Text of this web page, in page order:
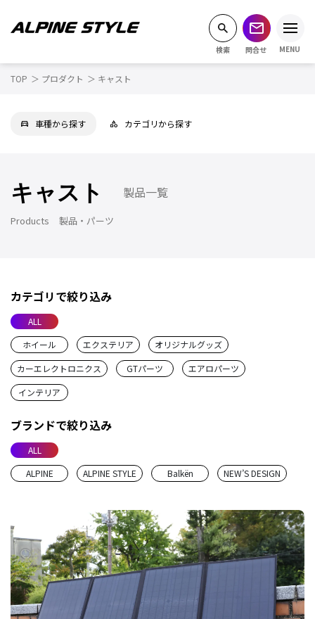
MENU
Topics(トピックス)
Products(製品・パーツ)
Shopping(ショッピング
Support(サポート)
News Release(新着情報一覧)
会社概要
プライバシーポリシー
TOP プロダクト キャスト
車種から探す カテゴリから探す
キャスト 製品一覧
Products 製品・パーツ
カテゴリで絞り込み
ALL
ホイール
エクステリア
オリジナルグッズ
カーエレクトロニクス
GTパーツ
エアロパーツ
インテリア
ブランドで絞り込み
ALL
ALPINE
ALPINE STYLE Balkën NEW’S DESIGN